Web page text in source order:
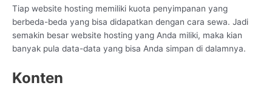
Tiap website hosting memiliki kuota penyimpanan yang
berbeda-beda yang bisa didapatkan dengan cara sewa. Jadi
semakin besar website hosting yang Anda miliki, maka kian
banyak pula data-data yang bisa Anda simpan di dalamnya.
Konten